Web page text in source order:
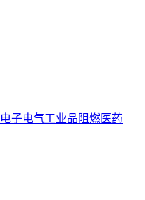
电子电气工业品 阻燃医药